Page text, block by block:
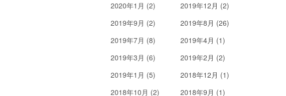
2020年1月 (2)
2019年12月 (2)
2019年9月 (2)
2019年8月 (26)
2019年7月 (8)
2019年4月 (1)
2019年3月 (6)
2019年2月 (2)
2019年1月 (5)
2018年12月 (1)
2018年10月 (2)
2018年9月 (1)